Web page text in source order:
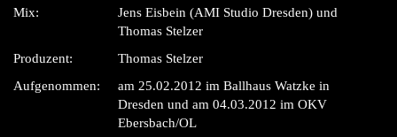
Mix:
Jens Eisbein (AMI Studio Dresden) und
Thomas Stelzer
Produzent:
Thomas Stelzer
Aufgenommen:
am 25.02.2012 im Ballhaus Watzke in
Dresden und am 04.03.2012 im OKV
Ebersbach/OL